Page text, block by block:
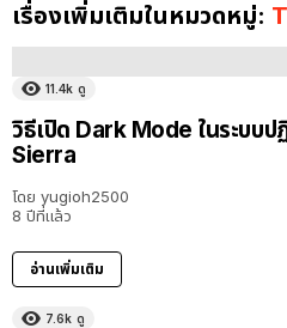
เรื่องเพิ่มเติมในหมวดหมู่:
11.4k ดู
วิธีเปิด Dark Mode ในระบบ
Sierra
โดย yugioh2500
8 ปีที่แล้ว
อ่านเพิ่มเติม
7.6k ดู